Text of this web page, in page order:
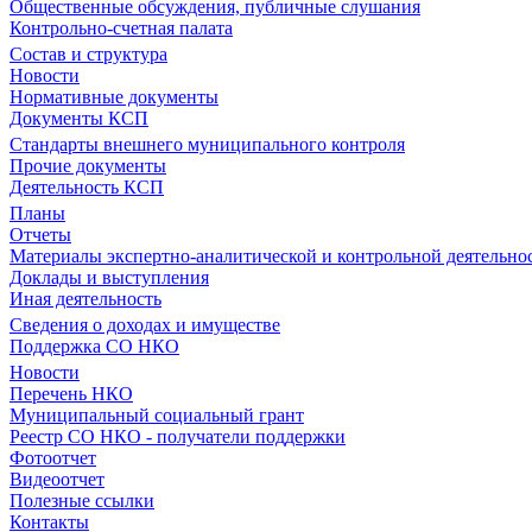
Общественные обсуждения, публичные слушания
Контрольно-счетная палата
Состав и структура
Новости
Нормативные документы
Документы КСП
Стандарты внешнего муниципального контроля
Прочие документы
Деятельность КСП
Планы
Отчеты
Материалы экспертно-аналитической и контрольной
Доклады и выступления
Иная деятельность
Сведения о доходах и имуществе
Поддержка СО НКО
Новости
Перечень НКО
Муниципальный социальный грант
Реестр СО НКО - получатели поддержки
Фотоотчет
Видеоотчет
Полезные ссылки
Контакты